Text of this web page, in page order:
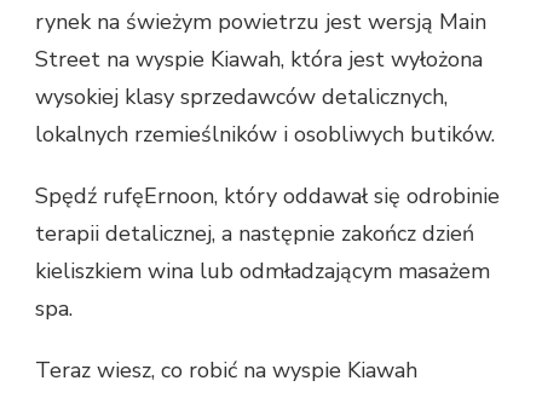
rynek na świeżym powietrzu jest wersją Main
Street na wyspie Kiawah, która jest wyłożona
wysokiej klasy sprzedawców detalicznych,
lokalnych rzemieślników i osobliwych butików.
Spędź rufęErnoon, który oddawał się odrobinie
terapii detalicznej, a następnie zakończ dzień
kieliszkiem wina lub odmładzającym masażem
spa.
Teraz wiesz, co robić na wyspie Kiawah